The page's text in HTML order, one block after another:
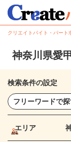
クリエイトバイト・パート
神奈川県愛
検索条件の設定
エリア